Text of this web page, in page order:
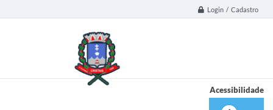
Login / Cadastro
Acessibilidade